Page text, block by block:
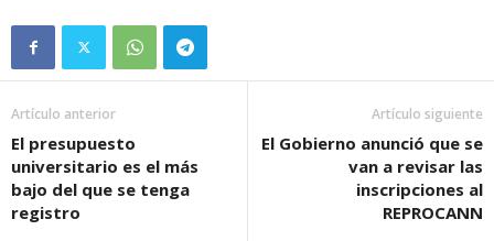
Artículo anterior
El presupuesto
universitario es el más
bajo del que se tenga
registro
Artículo siguiente
El Gobierno anunció que se
van a revisar las
inscripciones al
REPROCANN